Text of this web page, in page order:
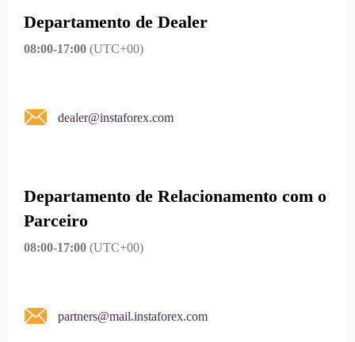
Departamento de Dealer
08:00-17:00 (UTC+00)
dealer@instaforex.com
Departamento de Relacionamento com o
Parceiro
08:00-17:00 (UTC+00)
partners@mail.instaforex.com